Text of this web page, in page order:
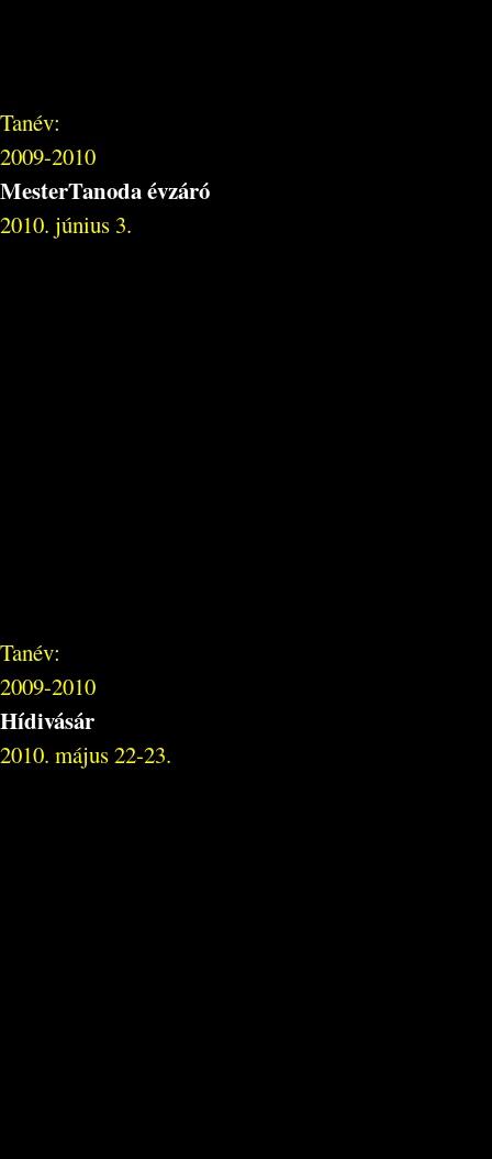
Tanév:
2009-2010
MesterTanoda évzáró
2010. június 3.
Tanév:
2009-2010
Hídivásár
2010. május 22-23.